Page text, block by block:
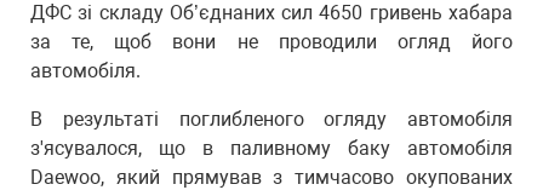
ДФС зі складу Об’єднаних сил 4650 гривень хабара
за те, щоб вони не проводили огляд його
автомобіля.
В результаті поглибленого огляду автомобіля
з'ясувалося, що в паливному баку автомобіля
Daewoo, який прямував з тимчасово окупованих